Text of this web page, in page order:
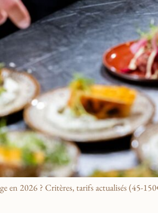
en 2026 ? Critères, tarifs actualisés (45-